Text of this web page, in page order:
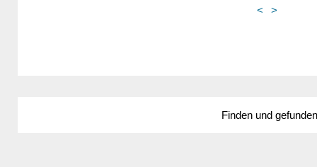
< >
Finden und